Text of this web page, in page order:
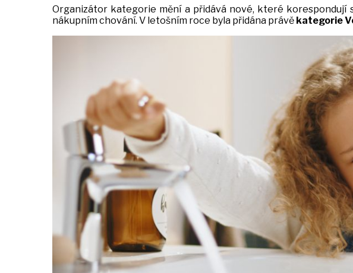
Organizátor kategorie mění a přidává nové, které korespondují
nákupním chování. V letošním roce byla přidána právě kategorie